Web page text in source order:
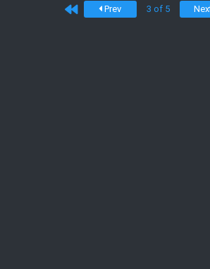
First Prev 3 of 5